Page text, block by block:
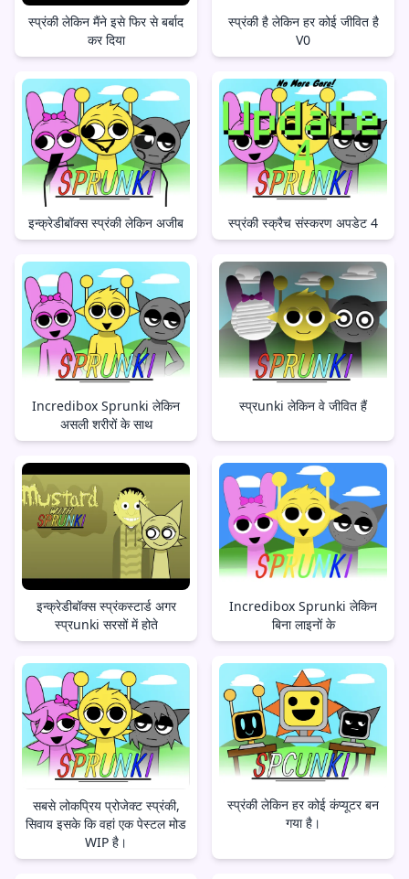
स्प्रंकी लेकिन मैंने इसे फिर से बर्बाद
कर दिया
स्प्रंकी है लेकिन हर कोई जीवित है
V0
इन्क्रेडीबॉक्स स्प्रंकी लेकिन अजीब स्प्रंकी स्क्रैच संस्करण अपडेट 4
Incredibox Sprunki लेकिन
असली शरीरों के साथ
स्प्रunki लेकिन वे जीवित हैं
इन्क्रेडीबॉक्स स्प्रंकस्टार्ड अगर
स्प्रunki सरसों में होते
Incredibox Sprunki लेकिन
बिना लाइनों के
सबसे लोकप्रिय प्रोजेक्ट स्प्रंकी,
सिवाय इसके कि वहां एक पेस्टल मोड
WIP है।
स्प्रंकी लेकिन हर कोई कंप्यूटर बन
गया है।